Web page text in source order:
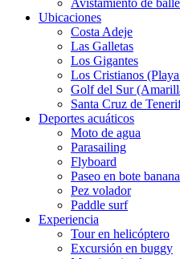
Avistamiento de
Ubicaciones
Costa Adeje
Las Galletas
Los Gigantes
Los Cristianos
Golf del Sur
Santa Cruz de
Deportes acuáticos
Moto de agua
Parasailing
Flyboard
Paseo en bote banana
Pez volador
Paddle surf
Experiencia
Tour en helicóptero
Excursión en buggy